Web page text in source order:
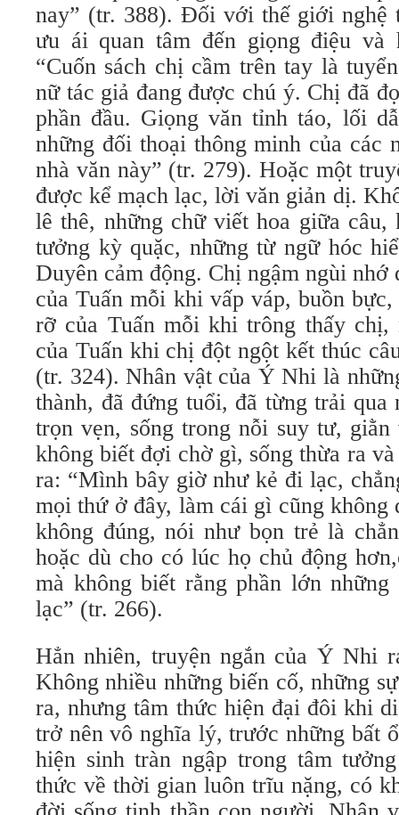
nay” (tr. 388). Đối với thế giới nghệ
ưu ái quan tâm đến giọng điệu và
“Cuốn sách chị cầm trên tay là
nữ tác giả đang được chú ý. Chị đã
phần đầu. Giọng văn tỉnh táo, lối
những đối thoại thông minh của các
nhà văn này” (tr. 279). Hoặc một
được kể mạch lạc, lời văn giản dị.
lê thê, những chữ viết hoa giữa câu,
tưởng kỳ quặc, những từ ngữ hóc
Duyên cảm động. Chị ngậm ngùi nhớ
của Tuấn mỗi khi vấp váp, buồn
rỡ của Tuấn mỗi khi trông thấy chị,
của Tuấn khi chị đột ngột kết thúc
(tr. 324). Nhân vật của Ý Nhi là
thành, đã đứng tuổi, đã từng trải qua
trọn vẹn, sống trong nỗi suy tư,
không biết đợi chờ gì, sống thừa ra
ra: “Mình bây giờ như kẻ đi lạc,
mọi thứ ở đây, làm cái gì cũng không
không đúng, nói như bọn trẻ là
hoặc dù cho có lúc họ chủ động
mà không biết rằng phần lớn
lạc” (tr. 266).
Hẳn nhiên, truyện ngắn của Ý Nhi
Không nhiều những biến cố, những
ra, nhưng tâm thức hiện đại đôi khi
trở nên vô nghĩa lý, trước những bất
hiện sinh tràn ngập trong tâm
thức về thời gian luôn trĩu nặng, có